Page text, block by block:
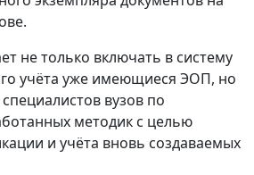
не только включать в систему
учёта уже имеющиеся ЭОП, но
вузов по
методик с целью
и учёта вновь создаваемых